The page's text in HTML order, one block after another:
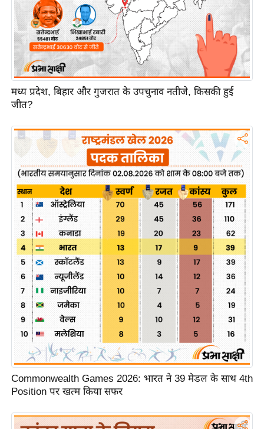
बे
मि
सा
ल
श
ख्सि
य
यं
ग
डि
या
सा
हि
त्य
ग
ऑ
न्यू
ज
मध्य प्रदेश, बिहार और गुजरात के उपचुनाव नतीजे, किसकी हुई
जीत?
Commonwealth Games 2026: भारत ने 39 मेडल के साथ 4th
Position पर खत्म किया सफर